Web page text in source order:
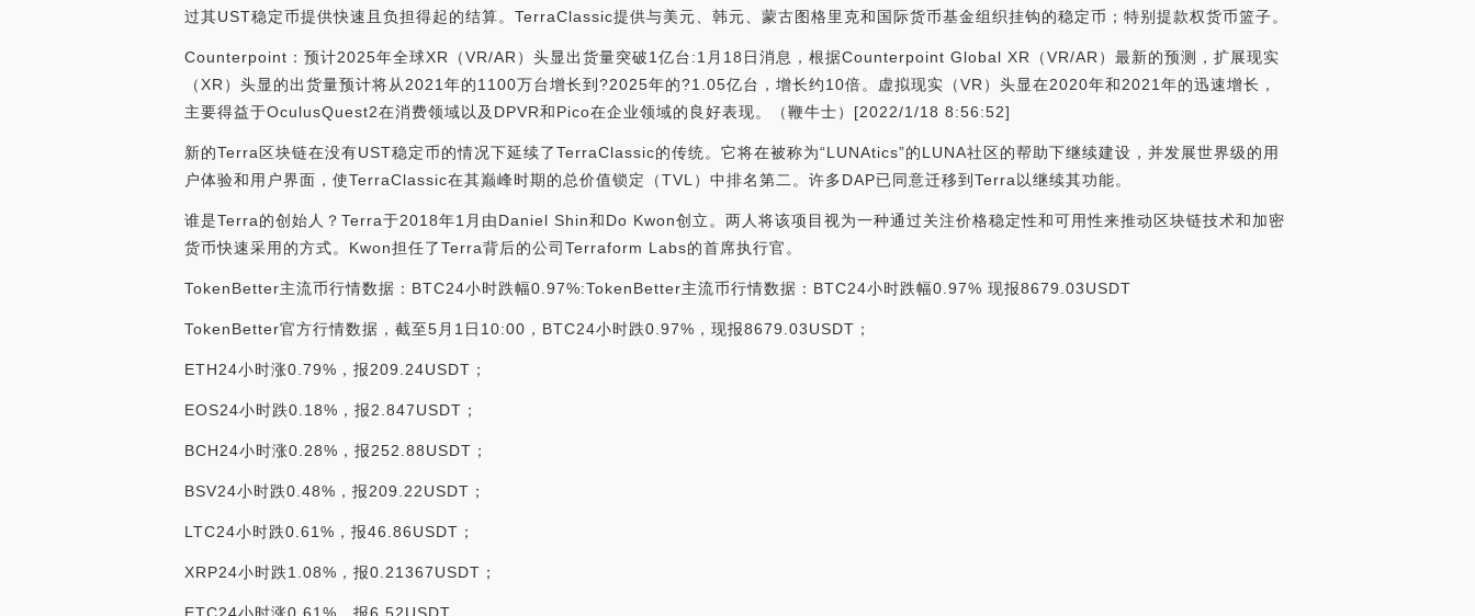
过其UST稳定币提供快速且负担得起的结算。TerraClassic提供与美元、韩元、蒙古图格里克和国际货币基金组织挂钩的稳定币；特别提款权货币篮子。
Counterpoint：预计2025年全球XR（VR/AR）头显出货量突破1亿台:1月18日消息，根据Counterpoint Global XR（VR/AR）最新的预测，扩展现实
（XR）头显的出货量预计将从2021年的1100万台增长到?2025年的?1.05亿台，增长约10倍。虚拟现实（VR）头显在2020年和2021年的迅速增长，
主要得益于OculusQuest2在消费领域以及DPVR和Pico在企业领域的良好表现。（鞭牛士）[2022/1/18 8:56:52]
新的Terra区块链在没有UST稳定币的情况下延续了TerraClassic的传统。它将在被称为“LUNAtics”的LUNA社区的帮助下继续建设，并发展世界级的用
户体验和用户界面，使TerraClassic在其巅峰时期的总价值锁定（TVL）中排名第二。许多DAP已同意迁移到Terra以继续其功能。
谁是Terra的创始人？Terra于2018年1月由Daniel Shin和Do Kwon创立。两人将该项目视为一种通过关注价格稳定性和可用性来推动区块链技术和加密
货币快速采用的方式。Kwon担任了Terra背后的公司Terraform Labs的首席执行官。
TokenBetter主流币行情数据：BTC24小时跌幅0.97%:TokenBetter主流币行情数据：BTC24小时跌幅0.97% 现报8679.03USDT
TokenBetter官方行情数据，截至5月1日10:00，BTC24小时跌0.97%，现报8679.03USDT；
ETH24小时涨0.79%，报209.24USDT；
EOS24小时跌0.18%，报2.847USDT；
BCH24小时涨0.28%，报252.88USDT；
BSV24小时跌0.48%，报209.22USDT；
LTC24小时跌0.61%，报46.86USDT；
XRP24小时跌1.08%，报0.21367USDT；